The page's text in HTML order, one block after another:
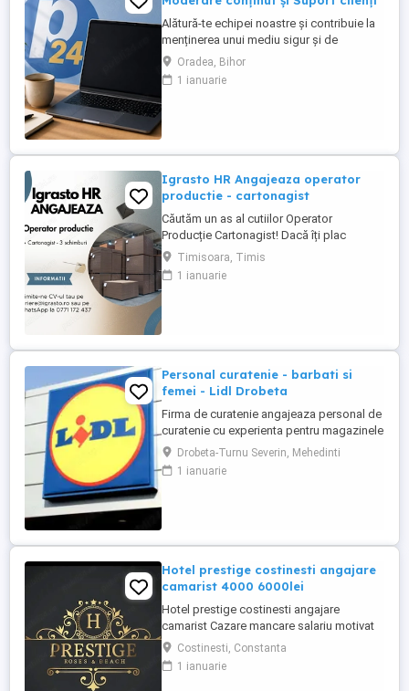
Alătură-te echipei noastre și contribuie la
menținerea unui mediu sigur și de
încredere pe platformele noastre de
anunțuri din România, Germania și
Ungaria. În funcție de experiența și
Oradea, Bihor
1 ianuarie
Igrasto HR Angajeaza operator
productie - cartonagist
Căutăm un as al cutiilor Operator
Producție Cartonagist! Dacă îți plac
lucrurile bine făcute, ai ochi de vultur
pentru detalii și îți place să vezi cum dintr-
o bucată de carton iese ceva util și fain
Timisoara, Timis
1 ianuarie
Personal curatenie - barbati si
femei - Lidl Drobeta
Firma de curatenie angajeaza personal de
curatenie cu experienta pentru magazinele
Lidl din Drobeta Program o zi cu o zi.
Personalul de curatenie va asigura:
curatarea aparatelor de reciclat sticle si
Drobeta-Turnu Severin, Mehedinti
1 ianuarie
Hotel prestige costinesti angajare
camarist 4000 6000lei
Hotel prestige costinesti angajare
camarist Cazare mancare salariu motivat
4000 6000
Costinesti, Constanta
1 ianuarie